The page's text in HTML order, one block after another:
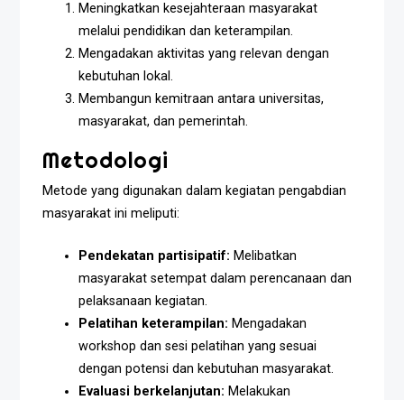
Meningkatkan kesejahteraan masyarakat
melalui pendidikan dan keterampilan.
Mengadakan aktivitas yang relevan dengan
kebutuhan lokal.
Membangun kemitraan antara universitas,
masyarakat, dan pemerintah.
Metodologi
Metode yang digunakan dalam kegiatan pengabdian
masyarakat ini meliputi:
Pendekatan partisipatif: Melibatkan
masyarakat setempat dalam perencanaan dan
pelaksanaan kegiatan.
Pelatihan keterampilan: Mengadakan
workshop dan sesi pelatihan yang sesuai
dengan potensi dan kebutuhan masyarakat.
Evaluasi berkelanjutan: Melakukan